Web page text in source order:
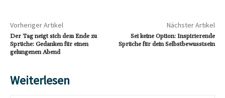
Vorheriger Artikel
Der Tag neigt sich dem Ende zu
Sprüche: Gedanken für einen
gelungenen Abend
Nächster Artikel
Sei keine Option: Inspirierende
Sprüche für dein Selbstbewusstsein
Weiterlesen